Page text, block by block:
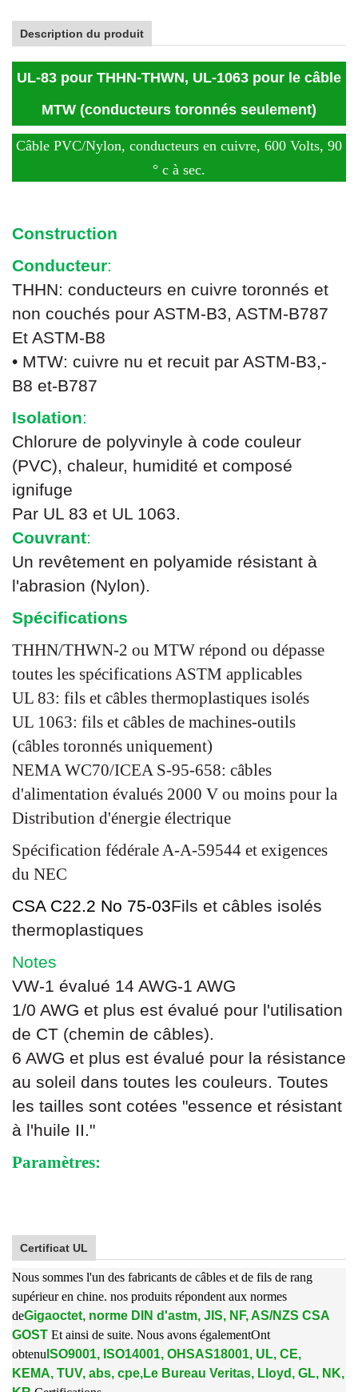
Description du produit
UL-83 pour THHN-THWN, UL-1063 pour le câble
MTW (conducteurs toronnés seulement)
Câble PVC/Nylon, conducteurs en cuivre, 600 Volts, 90
° c à sec.
Construction
Conducteur:
THHN: conducteurs en cuivre toronnés et
non couchés pour ASTM-B3, ASTM-B787
Et ASTM-B8
• MTW: cuivre nu et recuit par ASTM-B3,-
B8 et-B787
Isolation:
Chlorure de polyvinyle à code couleur
(PVC), chaleur, humidité et composé
ignifuge
Par UL 83 et UL 1063.
Couvrant:
Un revêtement en polyamide résistant à
l'abrasion (Nylon).
Spécifications
THHN/THWN-2 ou MTW répond ou dépasse
toutes les spécifications ASTM applicables
UL 83: fils et câbles thermoplastiques isolés
UL 1063: fils et câbles de machines-outils
(câbles toronnés uniquement)
NEMA WC70/ICEA S-95-658: câbles
d'alimentation évalués 2000 V ou moins pour la
Distribution d'énergie électrique
Spécification fédérale A-A-59544 et exigences
du NEC
CSA C22.2 No 75-03Fils et câbles isolés
thermoplastiques
Notes
VW-1 évalué 14 AWG-1 AWG
1/0 AWG et plus est évalué pour l'utilisation
de CT (chemin de câbles).
6 AWG et plus est évalué pour la résistance
au soleil dans toutes les couleurs. Toutes
les tailles sont cotées "essence et résistant
à l'huile II."
Paramètres:
Certificat UL
Nous sommes l'un des fabricants de câbles et de fils de rang
supérieur en chine. nos produits répondent aux normes
deGigaoctet, norme DIN d'astm, JIS, NF, AS/NZS CSA
GOST Et ainsi de suite. Nous avons égalementOnt
obtenu ISO9001, ISO14001, OHSAS18001, UL, CE,
KEMA, TUV, abs, cpe,Le Bureau Veritas, Lloyd, GL, NK,